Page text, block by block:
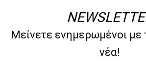
08:47
10-02-2026 Διαρκής
Υποθέσεων
Μείνετε ενημερωμένοι με
νέα!